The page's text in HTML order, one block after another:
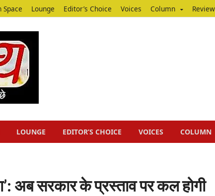
Space Lounge Editor’s Choice Voices Column Review
LOUNGE EDITOR’S CHOICE VOICES COLUMN
अब सरकार के प्रस्‍ताव पर कल होगी